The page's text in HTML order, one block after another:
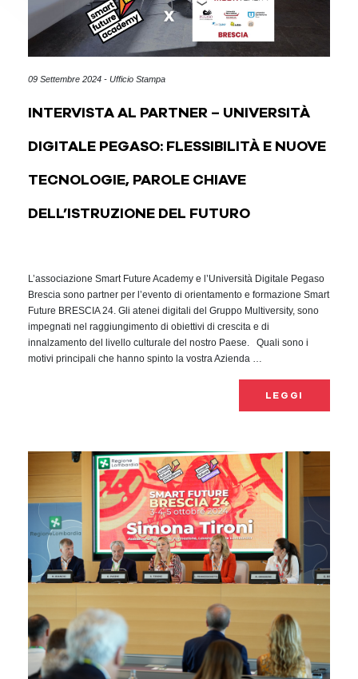
09 Settembre 2024 - Ufficio Stampa
INTERVISTA AL PARTNER – UNIVERSITÀ
DIGITALE PEGASO: FLESSIBILITÀ E NUOVE
TECNOLOGIE, PAROLE CHIAVE
DELL’ISTRUZIONE DEL FUTURO
L’associazione Smart Future Academy e l’Università Digitale Pegaso
Brescia sono partner per l’evento di orientamento e formazione Smart
Future BRESCIA 24. Gli atenei digitali del Gruppo Multiversity, sono
impegnati nel raggiungimento di obiettivi di crescita e di
innalzamento del livello culturale del nostro Paese. Quali sono i
motivi principali che hanno spinto la vostra Azienda …
LEGGI